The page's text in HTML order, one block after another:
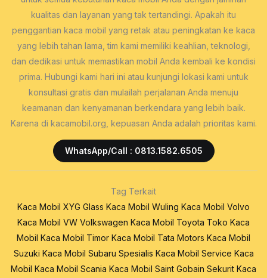
kualitas dan layanan yang tak tertandingi. Apakah itu
penggantian kaca mobil yang retak atau peningkatan ke kaca
yang lebih tahan lama, tim kami memiliki keahlian, teknologi,
dan dedikasi untuk memastikan mobil Anda kembali ke kondisi
prima. Hubungi kami hari ini atau kunjungi lokasi kami untuk
konsultasi gratis dan mulailah perjalanan Anda menuju
keamanan dan kenyamanan berkendara yang lebih baik.
Karena di kacamobil.org, kepuasan Anda adalah prioritas kami.
WhatsApp/Call : 0813.1582.6505
Tag Terkait
Kaca Mobil XYG Glass Kaca Mobil Wuling Kaca Mobil Volvo
Kaca Mobil VW Volkswagen Kaca Mobil Toyota Toko Kaca
Mobil Kaca Mobil Timor Kaca Mobil Tata Motors Kaca Mobil
Suzuki Kaca Mobil Subaru Spesialis Kaca Mobil Service Kaca
Mobil Kaca Mobil Scania Kaca Mobil Saint Gobain Sekurit Kaca